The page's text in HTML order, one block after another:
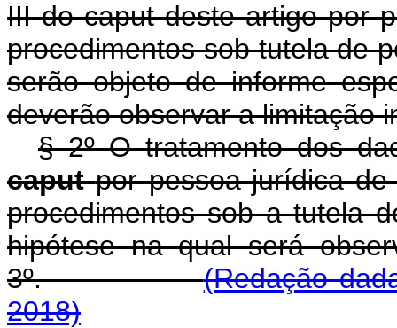
III docaputdeste artigo por
procedimentos sob tutela de
serão objeto de informe
deverão observar a limitação
§ 2º O tratamento dos
caputpor pessoa jurídica
procedimentos sob a tutela
hipótese na qual será
3º.
(Redação
2018)